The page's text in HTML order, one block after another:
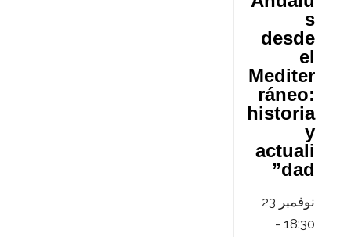
s
desde
el
Mediter
ráneo:
historia
y
actuali
dad”
نوفمبر 23
18:30
-